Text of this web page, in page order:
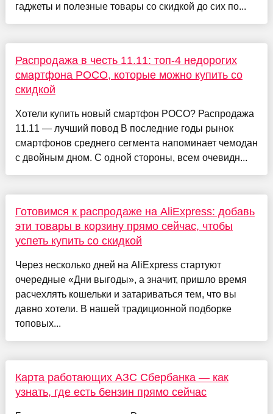
гаджеты и полезные товары со скидкой до сих по...
Распродажа в честь 11.11: топ-4 недорогих
смартфона POCO, которые можно купить со
скидкой
Хотели купить новый смартфон POCO? Распродажа
11.11 — лучший повод В последние годы рынок
смартфонов среднего сегмента напоминает чемодан
с двойным дном. С одной стороны, всем очевидн...
Готовимся к распродаже на AliExpress: добавь
эти товары в корзину прямо сейчас, чтобы
успеть купить со скидкой
Через несколько дней на AliExpress стартуют
очередные «Дни выгоды», а значит, пришло время
расчехлять кошельки и затариваться тем, что вы
давно хотели. В нашей традиционной подборке
топовых...
Карта работающих АЗС Сбербанка — как
узнать, где есть бензин прямо сейчас